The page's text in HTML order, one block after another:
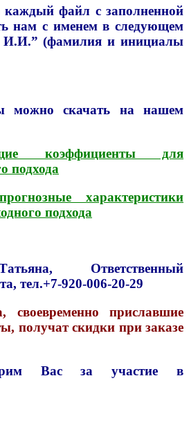
каждый файл с заполненной
нам с именем в следующем
И.И.” (фамилия и инициалы
можно скачать на нашем
коэффициенты для
подхода
характеристики
подхода
Ответственный
тел.+7-920-006-20-29
своевременно приславшие
получат скидки при заказе
Вас за участие в